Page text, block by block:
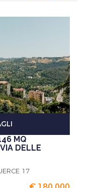
MQ
DELLE
17